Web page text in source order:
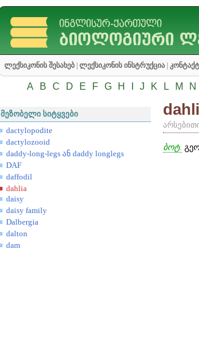
ლექსიკონის შესახებ ლექსიკონის ინსტრუქცია
A B C D E F G H J K L M N
მეზობელი სიტყვები
dactylopodite
dactylozooid
daddy-long-legs ან daddy longlegs
DAF
daffodil
dahlia
daisy
daisy family
Dalbergia
dalton
dam
ბოტ.